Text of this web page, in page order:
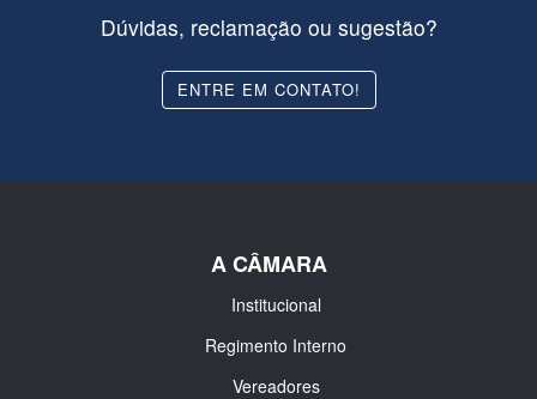
Dúvidas, reclamação ou sugestão?
ENTRE EM CONTATO!
A CÂMARA
Institucional
Regimento Interno
Vereadores